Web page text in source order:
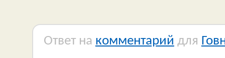
Ответ на комментарий для